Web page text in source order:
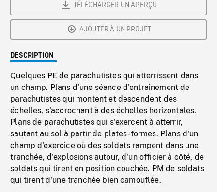
TÉLÉCHARGER UN APERÇU
AJOUTER À UN PROJET
DESCRIPTION
Quelques PE de parachutistes qui atterrissent dans
un champ. Plans d'une séance d'entraînement de
parachutistes qui montent et descendent des
échelles, s'accrochant à des échelles horizontales.
Plans de parachutistes qui s'exercent à atterrir,
sautant au sol à partir de plates-formes. Plans d'un
champ d'exercice où des soldats rampent dans une
tranchée, d'explosions autour, d'un officier à côté, de
soldats qui tirent en position couchée. PM de soldats
qui tirent d'une tranchée bien camouflée.